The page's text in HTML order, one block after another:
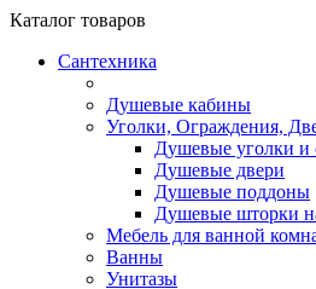
Каталог товаров
Сантехника
Душевые кабины
Уголки, Ограждения,
Душевые уголки и
Душевые двери
Душевые поддоны
Душевые шторки
Мебель для ванной
Ванны
Унитазы